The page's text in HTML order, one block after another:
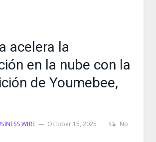
acelera la
en la nube con la
de Youmebee,
WIRE October 15, 2025
No